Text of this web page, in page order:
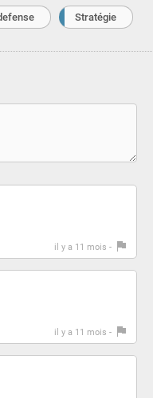
Stratégie
il y a 11 mois -
il y a 11 mois -